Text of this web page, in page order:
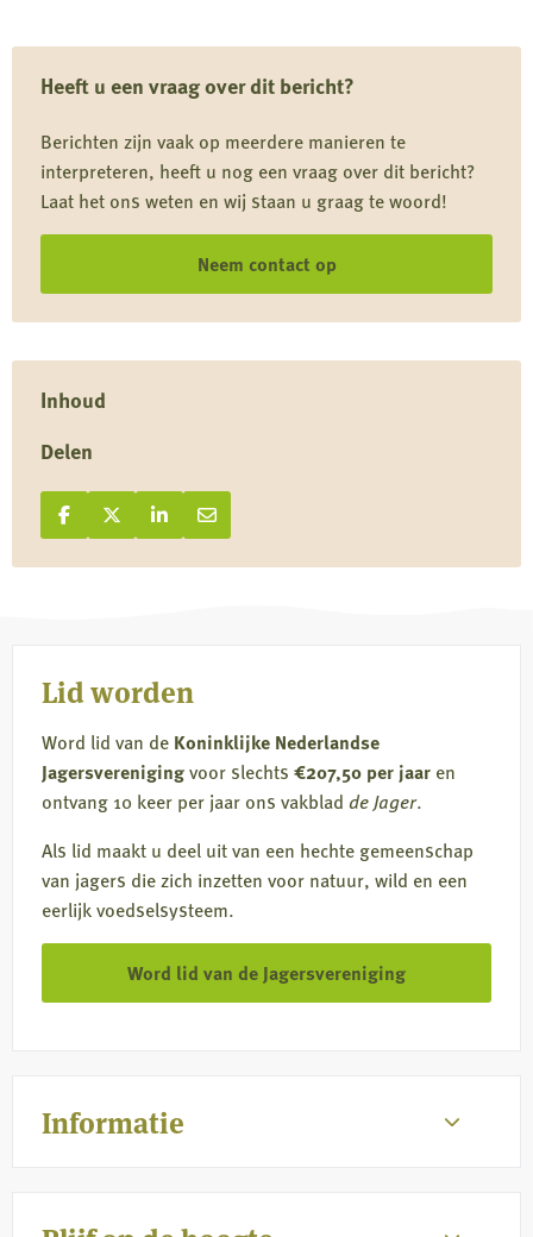
Heeft u een vraag over dit bericht?
Berichten zijn vaak op meerdere manieren te
interpreteren, heeft u nog een vraag over dit bericht?
Laat het ons weten en wij staan u graag te woord!
Neem contact op
Inhoud
Delen
Deel op Facebook
Deel
op
Deel op X
Deel
op
Deel op LinkedIn
Deel
op
Deel via e-mail
Deel
via
Den
Haag:
winst
voor
Informatie
Lid worden
Word lid van de Koninklijke Nederlandse
Jagersverenigingvoor slechts €207,50 per jaar en
ontvang 10 keer per jaar ons vakblad de Jager.
Als lid maakt u deel uit van een hechte gemeenschap
van jagers die zich inzetten voor natuur, wild en een
eerlijk voedselsysteem.
Word lid van de Jagersvereniging